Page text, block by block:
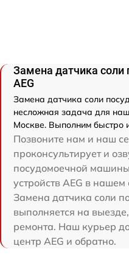
Замена датчика
AEG
Замена датчика соли
несложная задача для
Москве. Выполним быстро
Позвоните нам и наш
проконсультирует и
посудомоечной
устройств AEG в
Замена датчика соли
выполняется на
ремонта. Наш курьер
центр AEG и обратно.